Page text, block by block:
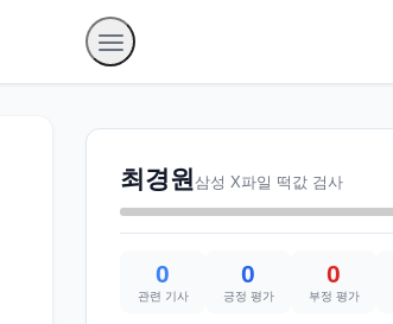
최경원 삼성 X파일 떡값 검사
0
관련 기사
0
긍정 평가
0
부정 평가